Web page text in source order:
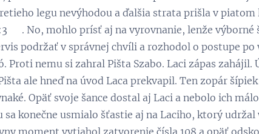
legu nevýhodou a ďalšia strata prišla v
😁. No, mohlo prísť aj na vyrovnanie, lenže výborné
podržať v správnej chvíli a rozhodol o postupe
Proti nemu si zahral Pišta Szabo. Laci zápas zahájil.
ale hneď na úvod Laca prekvapil. Ten zopár
Opäť svoje šance dostal aj Laci a nebolo ich
konečne usmialo šťastie aj na Laciho, ktorý
moment vytiahol zatvorenie čísla 108 a opäť